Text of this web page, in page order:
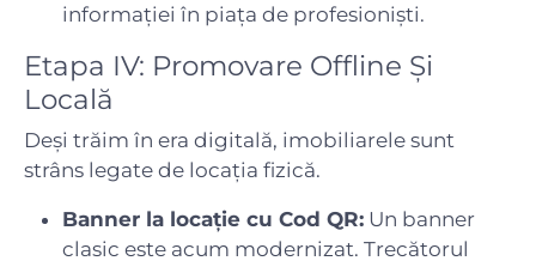
informației în piața de profesioniști.
Etapa IV: Promovare Offline Și
Locală
Deși trăim în era digitală, imobiliarele sunt
strâns legate de locația fizică.
Banner la locație cu Cod QR: Un banner
clasic este acum modernizat. Trecătorul